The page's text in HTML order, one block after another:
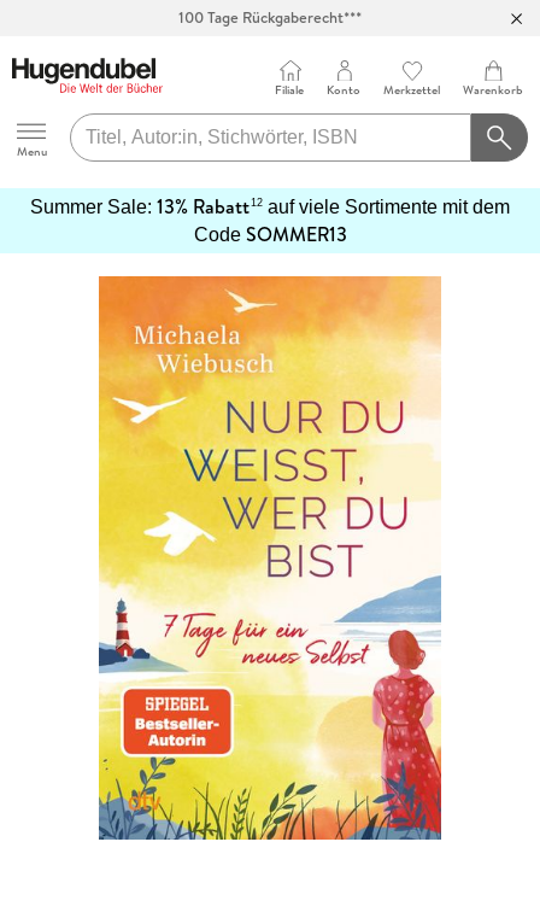
Abholung in über 100 Filialen
Hugendubel
Menu
Filiale Konto Merkzettel Warenkorb
Summer Sale: 13% Rabatt12 auf viele Sortimente mit dem
Code SOMMER13
erfahren